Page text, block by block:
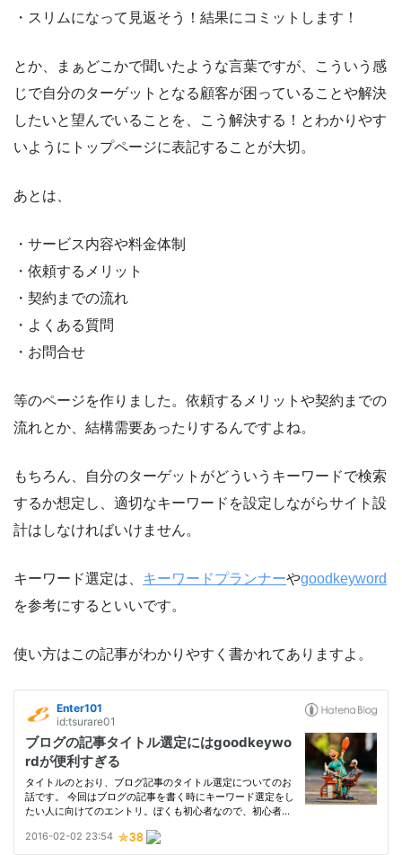
・スリムになって見返そう！結果にコミットします！
とか、まぁどこかで聞いたような言葉ですが、こういう感
じで自分のターゲットとなる顧客が困っていることや解決
したいと望んでいることを、こう解決する！とわかりやす
いようにトップページに表記することが大切。
あとは、
・サービス内容や料金体制
・依頼するメリット
・契約までの流れ
・よくある質問
・お問合せ
等のページを作りました。依頼するメリットや契約までの
流れとか、結構需要あったりするんですよね。
もちろん、自分のターゲットがどういうキーワードで検索
するか想定し、適切なキーワードを設定しながらサイト設
計はしなければいけません。
キーワード選定は、 キーワードプランナーやgoodkeyword
を参考にするといいです。
使い方はこの記事がわかりやすく書かれてありますよ。